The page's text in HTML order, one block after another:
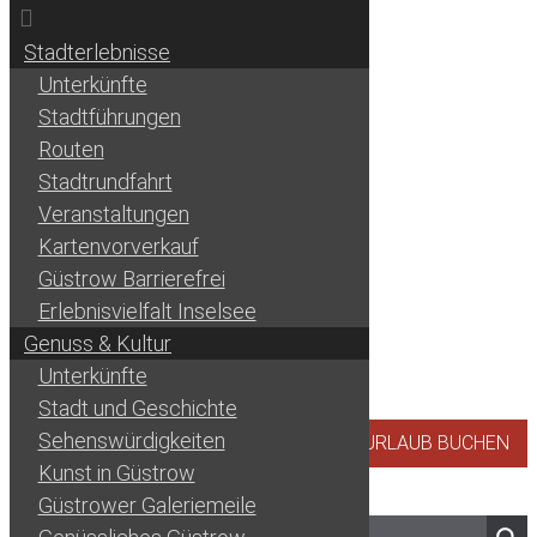
Skip
primary
navigation
Skip
main
content
Skip
footer
Topbar
JETZT URLAUB BUCHEN
Tourismusportal
Barlachstadt
Güstrow
Urlaub
zwischen
Ostsee
und
Seenplatte
Stadterlebnisse
Unterkünfte
Stadtführungen
Routen
Stadtrundfahrt
Veranstaltungen
Kartenvorverkauf
Güstrow Barrierefrei
Erlebnisvielfalt Inselsee
Genuss & Kultur
Unterkünfte
Stadt und Geschichte
Sehenswürdigkeiten
Kunst in Güstrow
Güstrower Galeriemeile